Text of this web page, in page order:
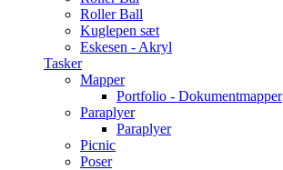
Roller Ball
Kuglepen sæt
Eskesen - Akryl
Tasker
Mapper
Portfolio - Dokumentmapper
Paraplyer
Paraplyer
Picnic
Poser